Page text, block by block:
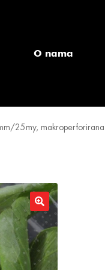
O nama
25my, makroperforirana